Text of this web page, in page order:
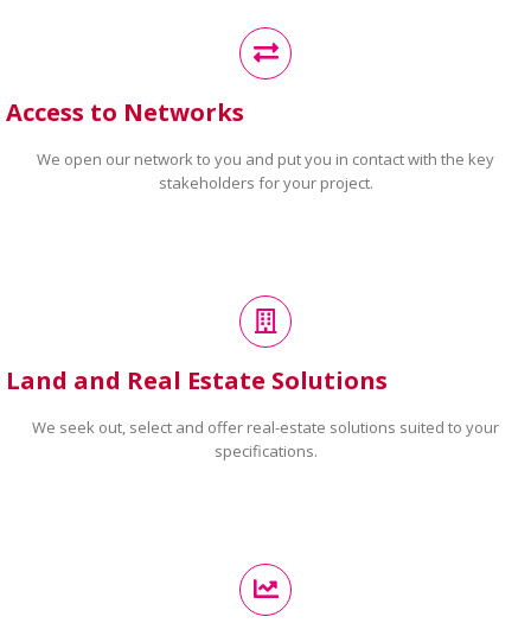
Access to Networks
We open our network to you and put you in contact with the key
stakeholders for your project.
Land and Real Estate Solutions
We seek out, select and offer real-estate solutions suited to your
specifications.